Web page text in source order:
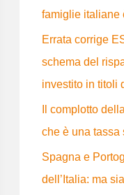
famiglie italiane
Errata corrige
schema del
investito in titoli
Il complotto
che è una tassa
Spagna e
dell’Italia: ma